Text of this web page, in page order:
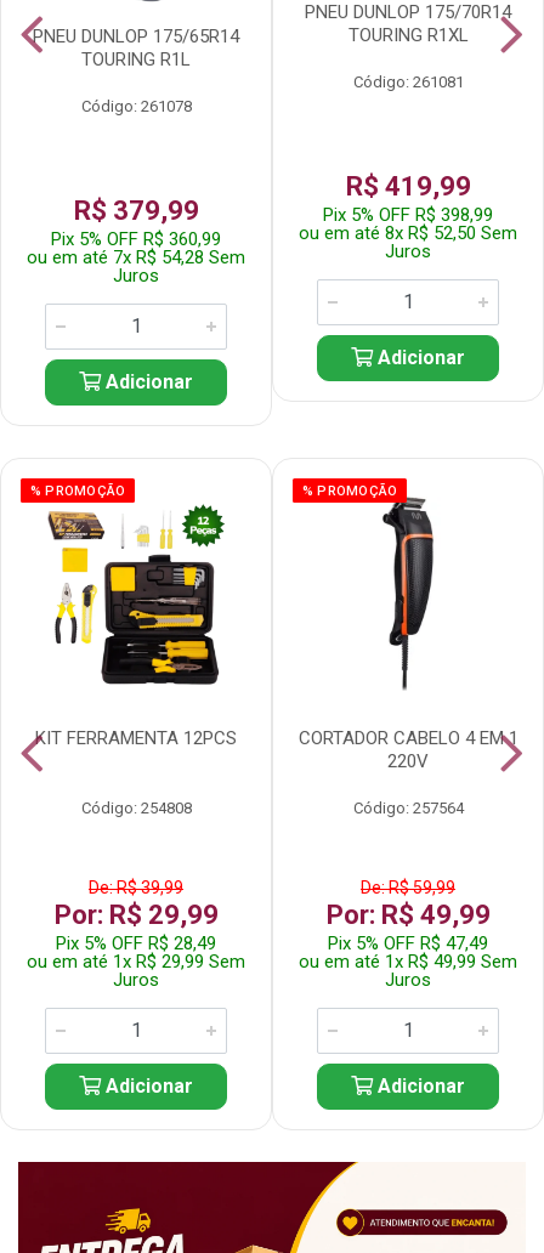
PNEU DUNLOP 175/65R14
TOURING R1L
Código: 261078
R$ 379,99
Pix 5% OFF R$ 360,99
ou em até 7x R$ 54,28 Sem
Juros
Adicionar
PNEU DUNLOP 175/70R14
TOURING R1XL
Código: 261081
R$ 419,99
Pix 5% OFF R$ 398,99
ou em até 8x R$ 52,50 Sem
Juros
Adicionar
% PROMOÇÃO
KIT FERRAMENTA 12PCS
Código: 254808
De: R$ 39,99
Por: R$ 29,99
Pix 5% OFF R$ 28,49
ou em até 1x R$ 29,99 Sem
Juros
Adicionar
% PROMOÇÃO
CORTADOR CABELO 4 EM 1
220V
Código: 257564
De: R$ 59,99
Por: R$ 49,99
Pix 5% OFF R$ 47,49
ou em até 1x R$ 49,99 Sem
Juros
Adicionar